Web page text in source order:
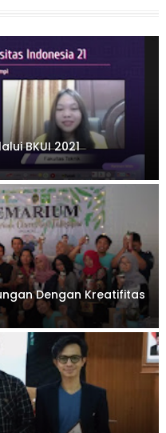
BKUI 2021
Dengan Kreatifitas